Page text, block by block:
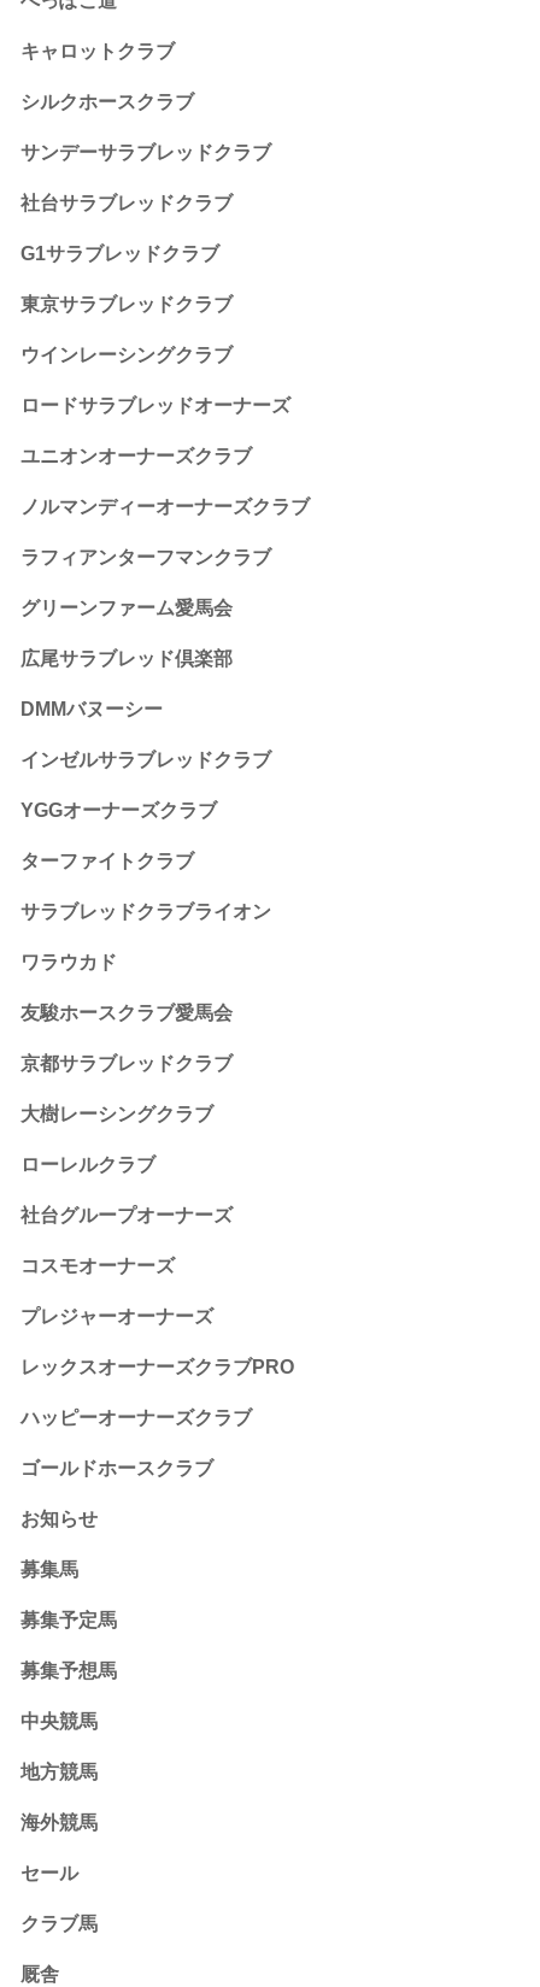
キャロットクラブ
シルクホースクラブ
サンデーサラブレッドクラブ
社台サラブレッドクラブ
G1サラブレッドクラブ
東京サラブレッドクラブ
ウインレーシングクラブ
ロードサラブレッドオーナーズ
ユニオンオーナーズクラブ
ノルマンディーオーナーズクラブ
ラフィアンターフマンクラブ
グリーンファーム愛馬会
広尾サラブレッド倶楽部
DMMバヌーシー
インゼルサラブレッドクラブ
YGGオーナーズクラブ
ターファイトクラブ
サラブレッドクラブライオン
ワラウカド
友駿ホースクラブ愛馬会
京都サラブレッドクラブ
大樹レーシングクラブ
ローレルクラブ
社台グループオーナーズ
コスモオーナーズ
プレジャーオーナーズ
レックスオーナーズクラブPRO
ハッピーオーナーズクラブ
ゴールドホースクラブ
お知らせ
募集馬
募集予定馬
募集予想馬
中央競馬
地方競馬
海外競馬
セール
クラブ馬
厩舎